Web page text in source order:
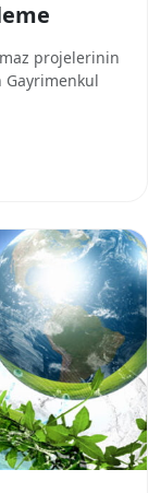
projelerinin
Gayrimenkul